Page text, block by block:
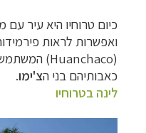
כיום טרוחיו היא עיר עם
ואפשרות לראות
(
Huanchaco
)
כאבותיהם בני הצ'ימו.
לינה בטרוחיו